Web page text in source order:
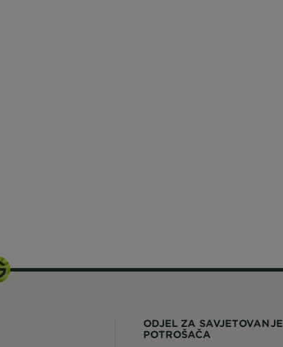
ODJEL ZA SAVJETOVANJE
POTROŠAČA